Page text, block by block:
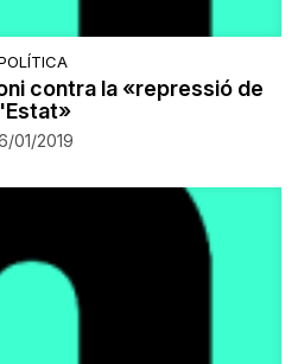
contra la «repressió de
01/2019